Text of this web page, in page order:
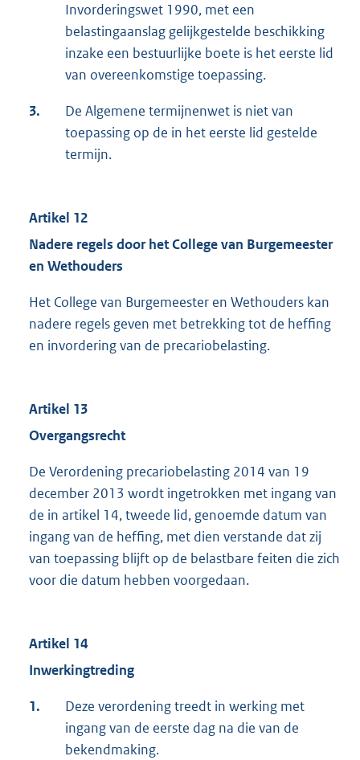
Invorderingswet 1990, met een
belastingaanslag gelijkgestelde beschikking
inzake een bestuurlijke boete is het eerste lid
van overeenkomstige toepassing.
3.
De Algemene termijnenwet is niet van
toepassing op de in het eerste lid gestelde
termijn.
Artikel 12
Nadere regels door het College van Burgemeester
en Wethouders
Het College van Burgemeester en Wethouders kan
nadere regels geven met betrekking tot de heffing
en invordering van de precariobelasting.
Artikel 13
Overgangsrecht
De Verordening precariobelasting 2014 van 19
december 2013 wordt ingetrokken met ingang van
de in artikel 14, tweede lid, genoemde datum van
ingang van de heffing, met dien verstande dat zij
van toepassing blijft op de belastbare feiten die zich
voor die datum hebben voorgedaan.
Artikel 14
Inwerkingtreding
1.
Deze verordening treedt in werking met
ingang van de eerste dag na die van de
bekendmaking.